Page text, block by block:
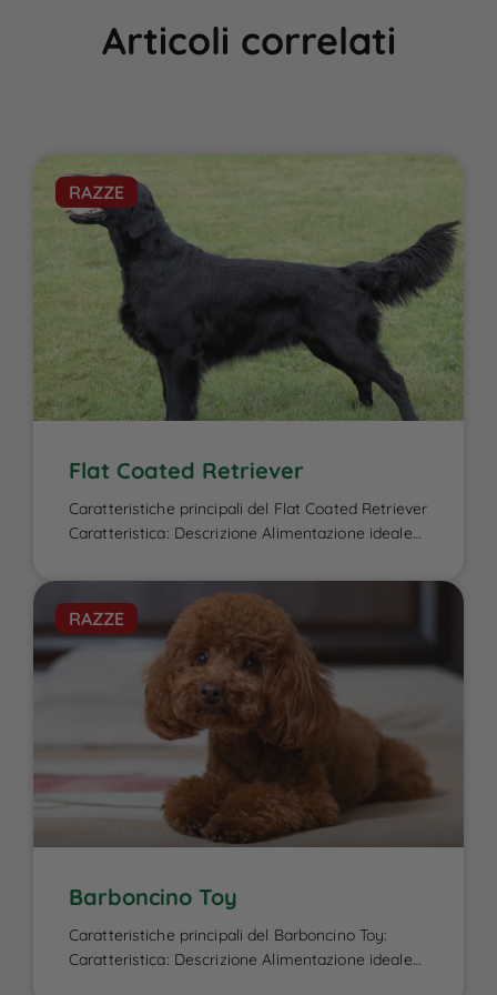
Articoli correlati
RAZZE
Flat Coated Retriever
Caratteristiche principali del Flat Coated Retriever
Caratteristica: Descrizione Alimentazione ideale
Flat Coated Retriever è un elemento cruciale per
garantire la sua energia elevata, il benessere
fisico e la salute del mantello, caratteristiche che
lo contraddistinguono. Essendo un cane attivo e
di taglia media-grande, ha bisogno di una dieta
RAZZE
Barboncino Toy
Caratteristiche principali del Barboncino Toy:
Caratteristica: Descrizione Alimentazione ideale